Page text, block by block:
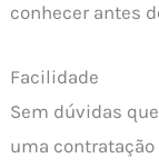
conhecer antes
Facilidade
Sem dúvidas
uma